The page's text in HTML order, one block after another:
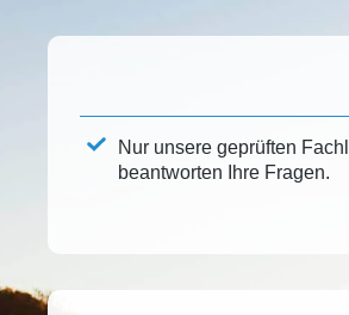
Nur unsere geprüften
beantworten Ihre Fragen.